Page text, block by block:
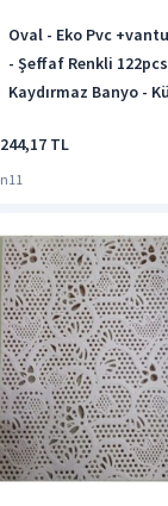
Oval - Eko Pvc
- Şeffaf Renkli
Kaydırmaz Banyo -
244,17 TL
n11